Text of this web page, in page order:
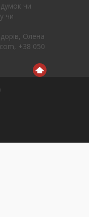
чи
чи
Олена
+38 050